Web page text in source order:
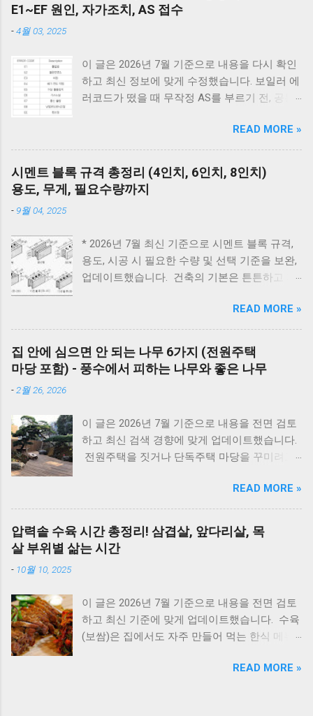
E1~EF 원인, 자가조치, AS 접수
-4월 03, 2025
이 글은 2026년 7월 기준으로 내용을 다시 확인
하고 최신 정보에 맞게 수정했습니다. 보일러 에
러코드가 떴을 때 무작정 AS를 부르기 전, 공통
밸브가 열려 있는지, 2) 전원 플러그를 뽑았다가
5분 뒤 다시 꽂아보았는지(리셋), 3) 실내 온도
조절기의 설정이 올바른지 확인해보세요. 상세
코드는 아래에서 확인할 수 있습니다. E1부터 EF
까지 모든 대우보일러(알토엔대우) 에러코드의
드 E1~EF 원인과 해결법 (AS 전 자가점검, 수리
비) 🚨 잠깐! AS 부르기 전 이것만은 확인하세
요! 에러코드 E1 - 단수나 동파를 확인하세요.
드 E2 - 가스 밸브가 잠겨있지 않나요? 가스레인
지를 켜서 가스가 공급되는지 먼저 확인하세요.
리셋의 마법 - 코드를 뽑고 5분 뒤 다시 꽂는 것
만으로도 단순 센서 오류의 70%는 해결됩니다.
방법 E1 원인 : 물 부족, 단수, 동파 확인 : 급수밸
브·단수 여부 확인 조치 : 물 보충 후 리셋 ※ 반
복되면 AS 점검 E2 원인 : 불완전 연소, 가스 공
급 이상 확인 : 가스밸브, 가스레인지 작동 여부
조치 : 가스 확인 후 리셋 E3 원인 : 과열(비등) 확
인 : 배기구 이물질 확인 조치 : 막힌 부분 제거
E5 원인 : 이상 불꽃 감지 조치 : 전원 리셋 ※ 계
인 : 통신 불량...
READ MORE »
시멘트 블록 규격 총정리 (4인치, 6인치, 8인치)
용도, 무게, 필요수량까지
- 9월 04, 2025
* 2026년 7월 최신 기준으로 시멘트 블록 규격,
용도, 시공 시 필요한 수량 및 선택 기준을 보완,
업데이트했습니다. 건축의 기본은 튼튼하고 제
사용되는 시멘트 블록과 조적 벽돌은 건축물의
구조적 안정성과 내구성을 좌우하는 중요 스펙
입니다. 블록의 두께와 규격을 정확히 이해하면
시공 효율을 높이고, 구조적 안전성을 확보할 수
있습니다. 아래는 건축 현장에서 가장 많이 사용
내 1. 시멘트 블록 규격 4인치 : 190 × 390 × 100
mm 6인치 : 190 × 390 × 150 mm 8인치 : 190 ×
390 × 190 mm *가로와 세로 치수는 일정하며,
장 무게 규격 무게(대략) 4인치 약 9~11kg 6인치
약 13~15kg 8인치 약 16~18kg 제조사에 따라
약간 차이가 있습니다. 👉 [이것도 참고하세요] -
수도배관, XL배관하는법 3. 시멘트 블록은 어떤
4. 조적 벽돌 규격 표준 조적 벽돌(시멘트/붉은
벽돌) = 190(길이) × 90(너비) × 57(두께) mm 줄
눈(몰탈) 간격을 포함한 시공사이즈는 보통 =
200 X 100 X 60mm 1m2 당 반장쌓기(0.5B)시 약
70~75장이 필요. 벽두께 0.5B - 벽돌 너미
READ MORE »
집 안에 심으면 안 되는 나무 6가지 (전원주택
마당 포함) - 풍수에서 피하는 나무와 좋은 나무
- 2월 26, 2026
이 글은 2026년 7월 기준으로 내용을 전면 검토
하고 최신 검색 경향에 맞게 업데이트했습니다.
전원주택을 짓거나 단독주택 마당을 꾸미려고
다. 바로 ‘ 집 안에 심으면 안 되는 나무 ’ 입니다.
여기서 말하는 ‘집 안’은 실내 화분만을 뜻하는
게 아니라, 담장 안 마당과 집터 전체를 두고 하
는 말입니다. 요즘은 보기 좋은 조경수만 고르기
보다는, 풍수 인테리어라든지 집터의 기운, 재물
위기와 흐름에 어떤 영향을 줄지 한 번 더 고민
하게 됩니다. 인터넷에는 여러 이야기가 있지만,
대부분은 풍수와 민간 신앙에서 전해 내려온 내
다. 이 글에서는 전통적인 의미와 실제 조경 관
READ MORE »
압력솥 수육 시간 총정리! 삼겹살, 앞다리살, 목
살 부위별 삶는 시간
- 10월 10, 2025
이 글은 2026년 7월 기준으로 내용을 전면 검토
하고 최신 기준에 맞게 업데이트했습니다. 수육
(보쌈)은 집에서도 자주 만들어 먹는 한식 메뉴
때문에 선뜻 도전하지 못하는 분들도 많습니다.
READ MORE »